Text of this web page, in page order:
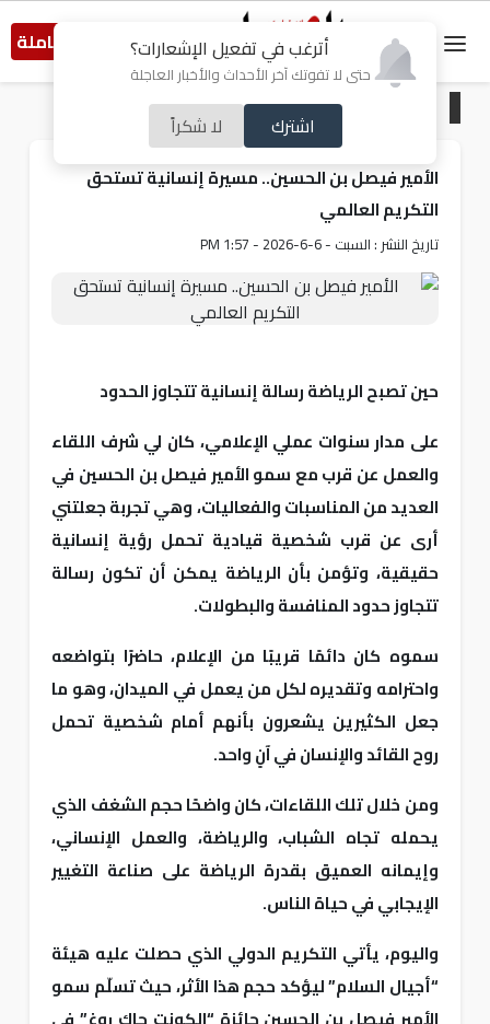
أترغب في تفعيل الإشعارات؟
حتى لا تفوتك آخر الأحداث والأخبار العاجلة
اشترك لا شكراً
النسخة الكاملة
مقالات مختارة
الأمير فيصل بن الحسين.. مسيرة إنسانية تستحق
التكريم العالمي
تاريخ النشر : السبت - 6-6-2026 - 1:57 PM
على مدار سنوات عملي الإعلامي، كان لي شرف اللقاء
والعمل عن قرب مع سمو الأمير فيصل بن الحسين في
العديد من المناسبات والفعاليات، وهي تجربة جعلتني
أرى عن قرب شخصية قيادية تحمل رؤية إنسانية
حقيقية، وتؤمن بأن الرياضة يمكن أن تكون رسالة
تتجاوز حدود المنافسة والبطولات.
سموه كان دائمًا قريبًا من الإعلام، حاضرًا بتواضعه
واحترامه وتقديره لكل من يعمل في الميدان، وهو ما
جعل الكثيرين يشعرون بأنهم أمام شخصية تحمل
روح القائد والإنسان في آنٍ واحد.
ومن خلال تلك اللقاءات، كان واضحًا حجم الشغف الذي
يحمله تجاه الشباب، والرياضة، والعمل الإنساني،
وإيمانه العميق بقدرة الرياضة على صناعة التغيير
الإيجابي في حياة الناس.
واليوم، يأتي التكريم الدولي الذي حصلت عليه هيئة
“أجيال السلام” ليؤكد حجم هذا الأثر، حيث تسلّم سمو